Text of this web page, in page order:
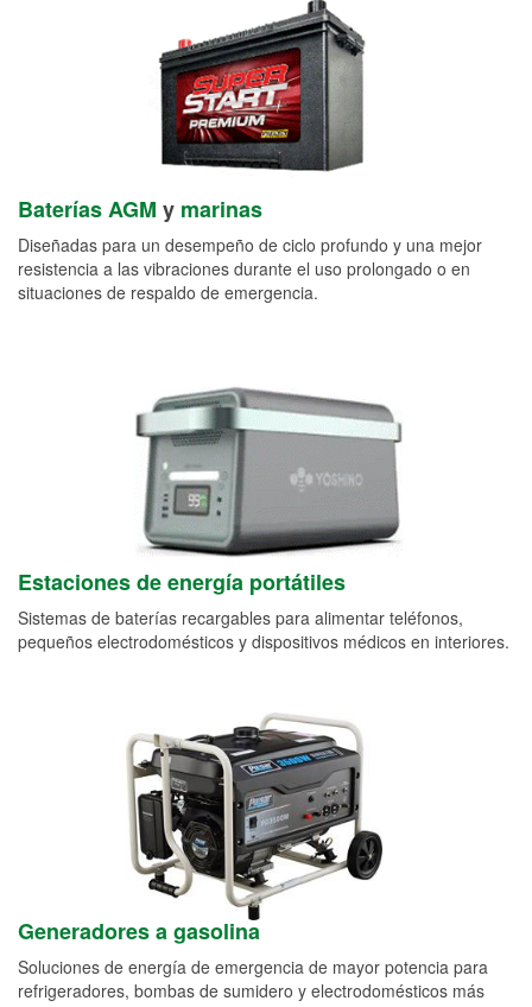
Baterías AGM y marinas
Diseñadas para un desempeño de ciclo profundo y una mejor
resistencia a las vibraciones durante el uso prolongado o en
situaciones de respaldo de emergencia.
Estaciones de energía portátiles
Sistemas de baterías recargables para alimentar teléfonos,
pequeños electrodomésticos y dispositivos médicos en interiores.
Generadores a gasolina
Soluciones de energía de emergencia de mayor potencia para
refrigeradores, bombas de sumidero y electrodomésticos más